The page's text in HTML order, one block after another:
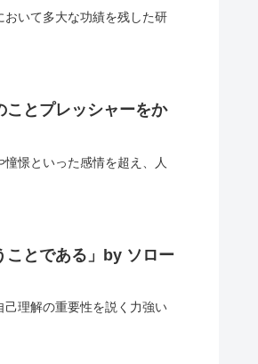
いて多大な功績を残した研
ことプレッシャーをか
憬といった感情を超え、人
ことである」by ソロー
理解の重要性を説く力強い